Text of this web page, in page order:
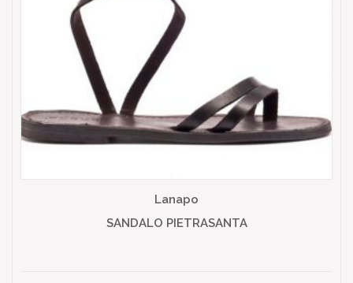
Lanapo
SANDALO PIETRASANTA